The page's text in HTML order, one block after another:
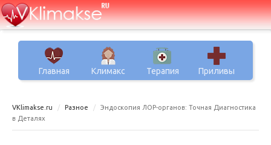
Главная Климакс Терапия Приливы
VKlimakse.ru Разное
Эндоскопия ЛОР-органов: Точная Диагностика
в Деталях